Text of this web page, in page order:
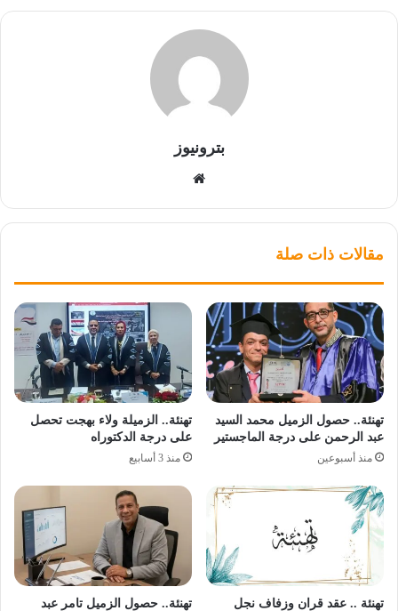
بترونيوز
مقالات ذات صلة
تهنئة.. حصول الزميل محمد السيد
عبد الرحمن على درجة الماجستير
منذ أسبوعين
تهنئة.. الزميلة ولاء بهجت تحصل
على درجة الدكتوراه
منذ 3 أسابيع
تهنئة .. عقد قران وزفاف نجل
تهنئة.. حصول الزميل تامر عبد